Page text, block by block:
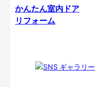
かんたん室内ドア
リフォーム